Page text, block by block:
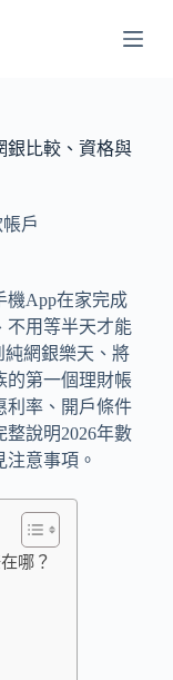
銀比較、資格與
戶
機App在家完成
不用等半天才能
純網銀樂天、將
的第一個理財帳
利率、開戶條件
說明2026年數
意事項。
哪？